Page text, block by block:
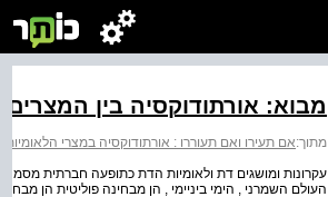
מבוא: אורתודוקסיה בין המצרים
מתוך:אם תעירו ואם תעוררו : אורתודוקסיה במצרי הלאומיות
עקרונות ומושגים דת ולאומיות הדת כתופעה חברתית מסמנת
העולם השמרני , הימי ביניימי , הן מבחינה פוליטית הן